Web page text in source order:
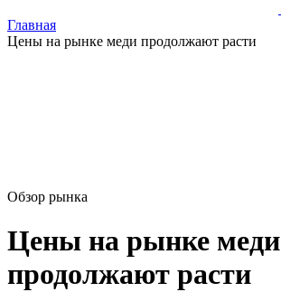
Главная
Цены на рынке меди продолжают расти
Обзор рынка
Цены на рынке меди
продолжают расти